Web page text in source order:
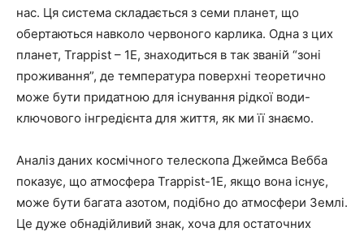
нас. Ця система складається з семи планет, що
обертаються навколо червоного карлика. Одна з цих
планет, Trappist – 1E, знаходиться в так званій “зоні
проживання”, де температура поверхні теоретично
може бути придатною для існування рідкої води-
ключового інгредієнта для життя, як ми її знаємо.
Аналіз даних космічного телескопа Джеймса Вебба
показує, що атмосфера Trappist-1E, якщо вона існує,
може бути багата азотом, подібно до атмосфери Землі.
Це дуже обнадійливий знак, хоча для остаточних